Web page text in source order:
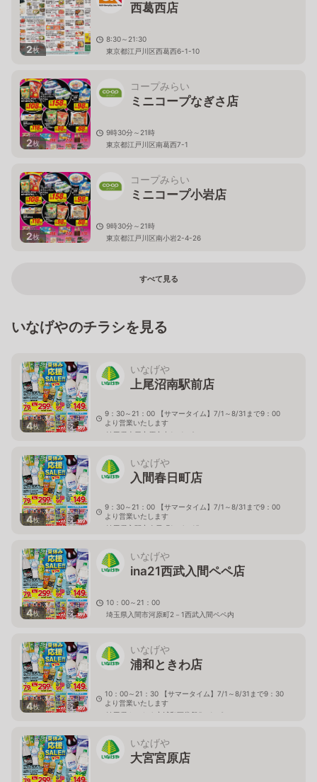
2枚
西葛西店
8:30～21:30
東京都江戸川区西葛西6-1-10
2枚
コープみらい
ミニコープなぎさ店
9時30分～21時
東京都江戸川区南葛西7-1
2枚
コープみらい
ミニコープ小岩店
9時30分～21時
東京都江戸川区南小岩2-4-26
すべて見る
いなげやのチラシを見る
4枚
いなげや
上尾沼南駅前店
9：30～21：00 【サマータイム】7/1～8/31まで9：00
より営業いたします
埼玉県上尾市原市中1－1－8
4枚
いなげや
入間春日町店
9：30～21：00 【サマータイム】7/1～8/31まで9：00
より営業いたします
埼玉県入間市春日町1－4－15
4枚
いなげや
ina21西武入間ペペ店
10：00～21：00
埼玉県入間市河原町2－1西武入間ペペ内
4枚
いなげや
浦和ときわ店
10：00～21：30 【サマータイム】7/1～8/31まで9：30
より営業いたします
埼玉県さいたま市浦和区常盤5－1－3
いなげや
大宮宮原店